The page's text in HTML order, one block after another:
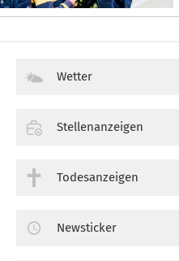
Wetter
Stellenanzeigen
Todesanzeigen
Newsticker